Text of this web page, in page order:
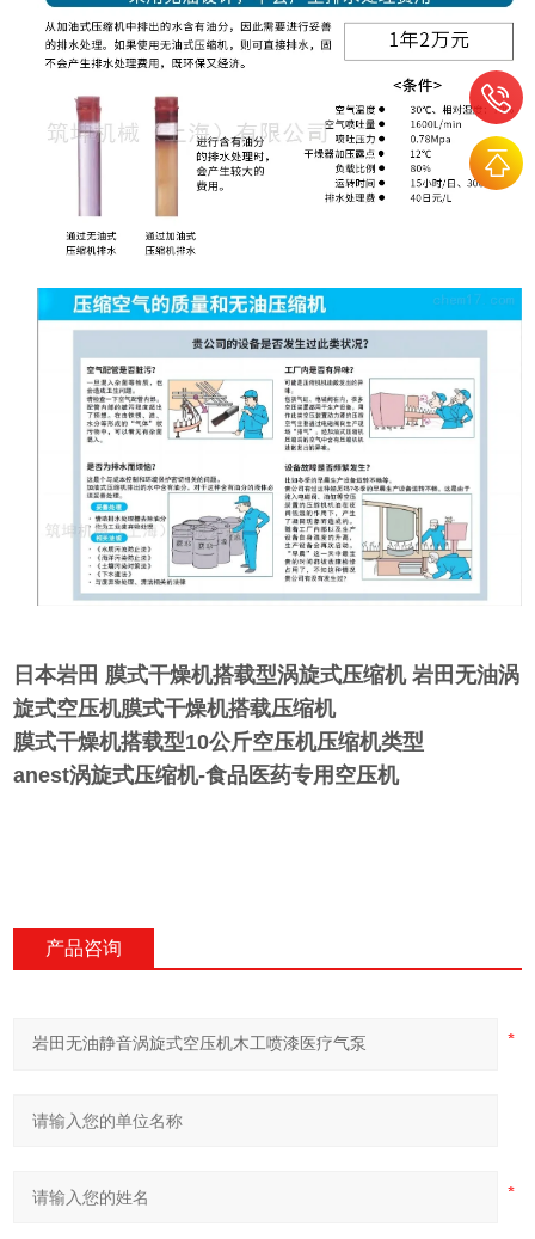
日本岩田 膜式干燥机搭载型涡旋式压缩机岩田无油涡
旋式空压机膜式干燥机搭载压缩机
膜式干燥机搭载型10公斤空压机压缩机类型
anest涡旋式压缩机-食品医药专用空压机
产品咨询